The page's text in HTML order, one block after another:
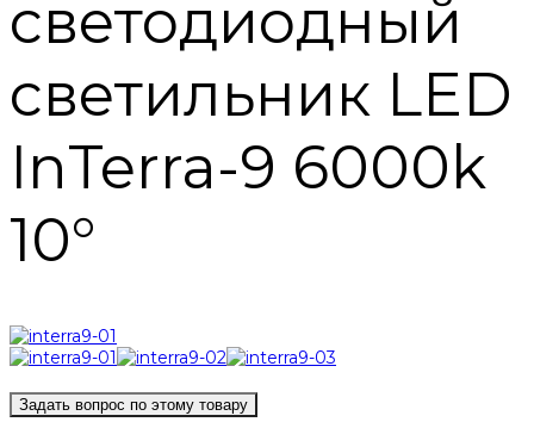
светодиодный
светильник LED
InTerra-9 6000k
10°
Задать вопрос по этому товару